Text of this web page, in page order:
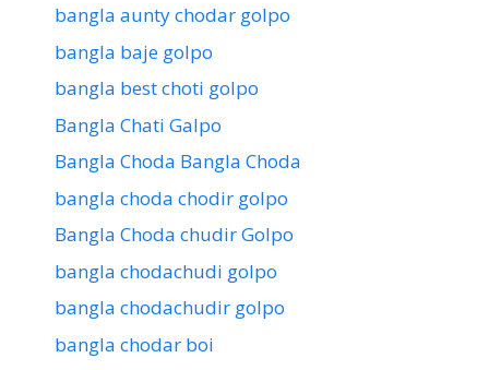
bangla aunty chodar golpo
bangla baje golpo
bangla best choti golpo
Bangla Chati Galpo
Bangla Choda Bangla Choda
bangla choda chodir golpo
Bangla Choda chudir Golpo
bangla chodachudi golpo
bangla chodachudir golpo
bangla chodar boi